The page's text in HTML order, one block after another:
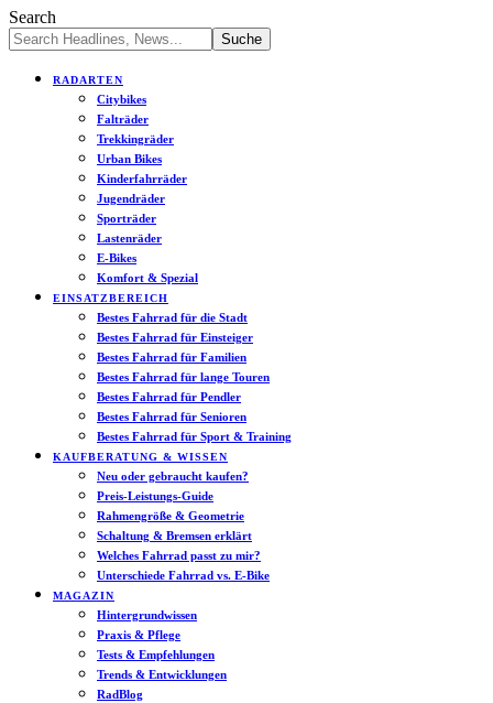
Search
RADARTEN
Citybikes
Falträder
Trekkingräder
Urban Bikes
Kinderfahrräder
Jugendräder
Sporträder
Lastenräder
E-Bikes
Komfort & Spezial
EINSATZBEREICH
Bestes Fahrrad für die Stadt
Bestes Fahrrad für Einsteiger
Bestes Fahrrad für Familien
Bestes Fahrrad für lange Touren
Bestes Fahrrad für Pendler
Bestes Fahrrad für Senioren
Bestes Fahrrad für Sport & Training
KAUFBERATUNG & WISSEN
Neu oder gebraucht kaufen?
Preis-Leistungs-Guide
Rahmengröße & Geometrie
Schaltung & Bremsen erklärt
Welches Fahrrad passt zu mir?
Unterschiede Fahrrad vs. E-Bike
MAGAZIN
Hintergrundwissen
Praxis & Pflege
Tests & Empfehlungen
Trends & Entwicklungen
RadBlog